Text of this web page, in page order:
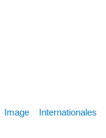
Image Internationales